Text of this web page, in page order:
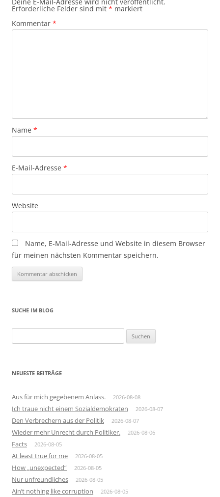
Erforderliche Felder sind mit * markiert
Kommentar *
Name *
E-Mail-Adresse *
Website
Name, E-Mail-Adresse und Website in diesem Browser
für meinen nächsten Kommentar speichern.
SUCHE IM BLOG
nach:
NEUESTE BEITRÄGE
Aus für mich gegebenem Anlass. 2026-08-08
Ich traue nicht einem Sozialdemokraten 2026-08-07
Den Verbrechern aus der Politik 2026-08-07
Wieder mehr Unrecht durch Politiker. 2026-08-06
Facts 2026-08-05
At least true for me 2026-08-05
How „unexpected“ 2026-08-05
Nur unfreundliches 2026-08-05
Ain’t nothing like corruption 2026-08-05